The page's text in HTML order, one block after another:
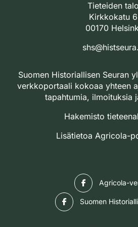
Tieteiden talo
Kirkkokatu 6
00170
Suomen Historiallisen Seuran
verkkoportaali kokoaa yhteen
tapahtumia, ilmoituksia
Hakemisto
Lisätietoa Agricola-
Agricola-
Suomen